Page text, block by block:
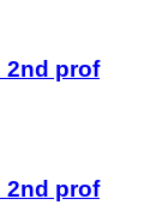
2nd prof
2nd prof